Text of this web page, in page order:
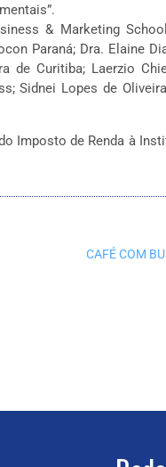
& Marketing
Paraná; Dra. Elaine
de Curitiba; Laerzio
Sidnei Lopes de
Imposto de Renda à
CAFÉ COM